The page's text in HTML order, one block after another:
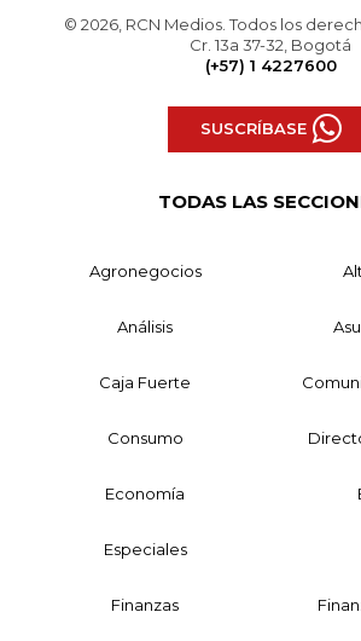
© 2026, RCN Medios. Todos los
Cr. 13a 37-32, Bogotá
(+57) 1 4227600
SUSCRÍBASE
TODAS LAS
Agronegocios
Análisis
Caja Fuerte
Consumo
Economía
Especiales
Finanzas